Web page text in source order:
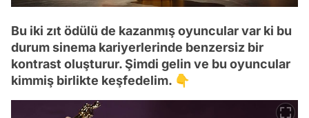
Bu iki zıt ödülü de kazanmış oyuncular var ki bu
durum sinema kariyerlerinde benzersiz bir
kontrast oluşturur. Şimdi gelin ve bu oyuncular
kimmiş birlikte keşfedelim. 👇